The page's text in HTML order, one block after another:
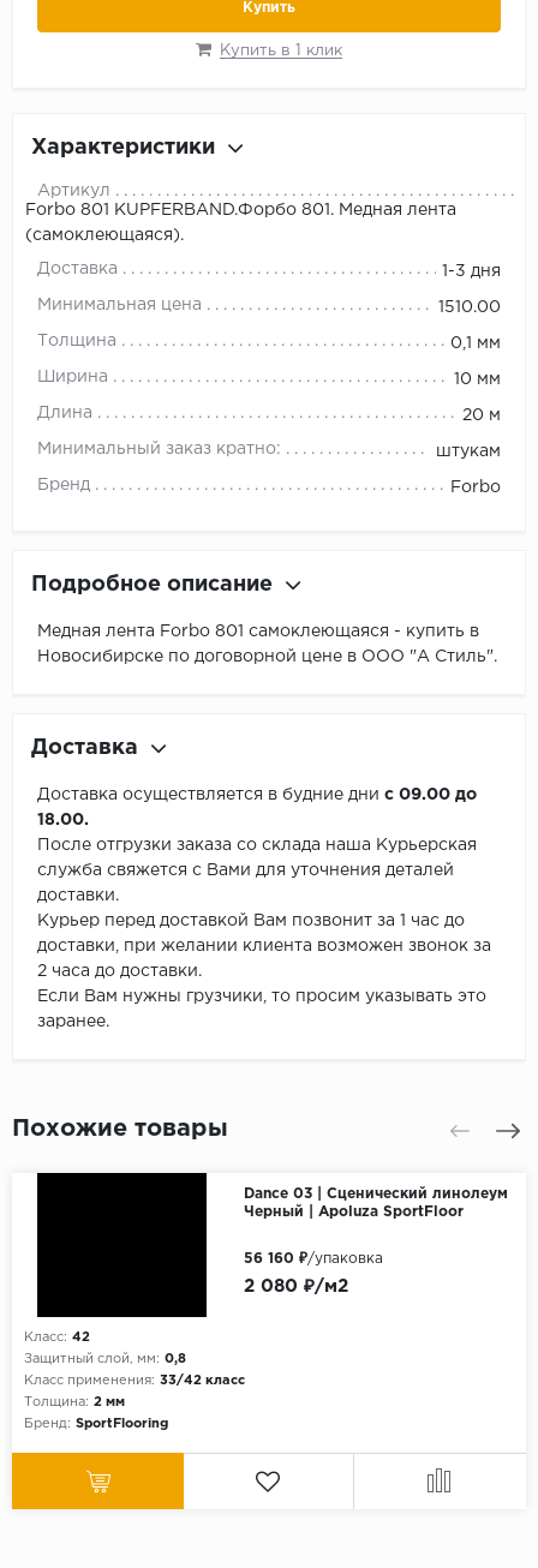
Купить
Купить в 1 клик
Характеристики
Артикул
Forbo 801 KUPFERBAND.Форбо 801. Медная лента
(самоклеющаяся).
Доставка 1-3 дня
Минимальная цена 1510.00
Толщина 0,1 мм
Ширина 10 мм
Длина 20 м
Минимальный заказ кратно: штукам
Бренд Forbo
Подробное описание
Медная лента Forbo 801 самоклеющаяся - купить в
Новосибирске по договорной цене в ООО "А Стиль".
Доставка
Доставка осуществляется в будние дни с 09.00 до
18.00.
После отгрузки заказа со склада наша Курьерская
служба свяжется с Вами для уточнения деталей
доставки.
Курьер перед доставкой Вам позвонит за 1 час до
доставки, при желании клиента возможен звонок за
2 часа до доставки.
Если Вам нужны грузчики, то просим указывать это
заранее.
Похожие товары
Dance 03 | Сценический линолеум
Черный | Apoluza SportFloor
Класс: 42
Защитный слой, мм: 0,8
Класс применения: 33/42 класс
Толщина: 2 мм
Бренд: SportFlooring
2 080 ₽/м2
56 160 ₽/упаковка